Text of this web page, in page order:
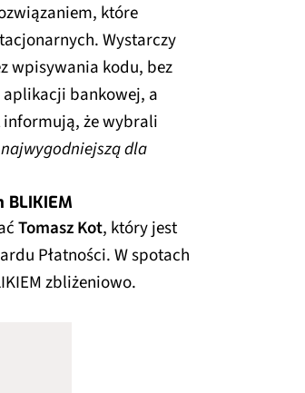
które
Wystarczy
wpisywania kodu, bez
bankowej, a
informują, że wybrali
dla
BLIKIEM
Tomasz Kot, który jest
Płatności. W spotach
zbliżeniowo.